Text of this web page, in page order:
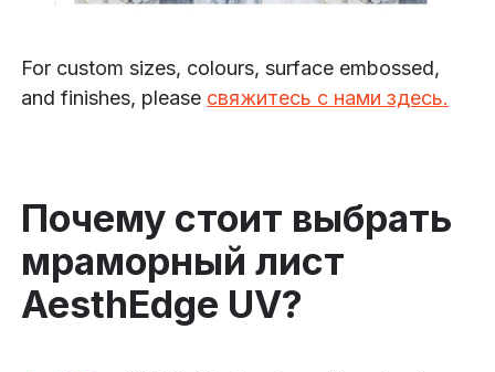
For custom sizes, colours, surface embossed,
and finishes, please свяжитесь с нами здесь.
Почему стоит выбрать
мраморный лист
AesthEdge UV?